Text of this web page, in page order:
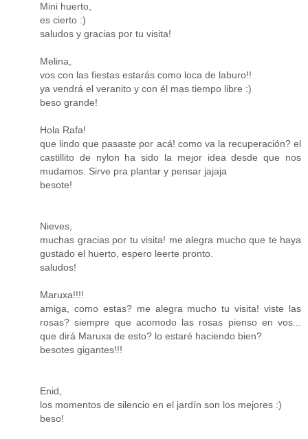
Mini huerto,
es cierto :)
saludos y gracias por tu visita!
Melina,
vos con las fiestas estarás como loca de laburo!!
ya vendrá el veranito y con él mas tiempo libre :)
beso grande!
Hola Rafa!
que lindo que pasaste por acá! como va la recuperación? el
castillito de nylon ha sido la mejor idea desde que nos
mudamos. Sirve pra plantar y pensar jajaja
besote!
Nieves,
muchas gracias por tu visita! me alegra mucho que te haya
gustado el huerto, espero leerte pronto.
saludos!
Maruxa!!!!
amiga, como estas? me alegra mucho tu visita! viste las
rosas? siempre que acomodo las rosas pienso en vos...
que dirá Maruxa de esto? lo estaré haciendo bien?
besotes gigantes!!!
Enid,
los momentos de silencio en el jardín son los mejores :)
beso!